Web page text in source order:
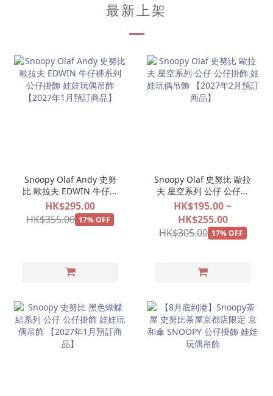
最新上架
Snoopy Olaf Andy 史努
比 歐拉夫 EDWIN 牛仔褲
系列 公仔掛飾 娃娃玩偶吊
飾 【2027年1月預訂商
品】
HK$295.00
HK$355.00 17% OFF
Snoopy Olaf 史努比 歐拉
夫 星空系列 公仔 公仔掛
飾 娃娃玩偶吊飾 【2027
年2月預訂商品】
HK$195.00 ~
HK$255.00
HK$305.00 17% OFF